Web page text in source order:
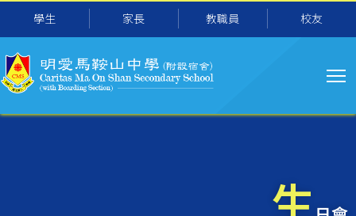
移至主內容
學生 家長 教職員 校友
导
航
生